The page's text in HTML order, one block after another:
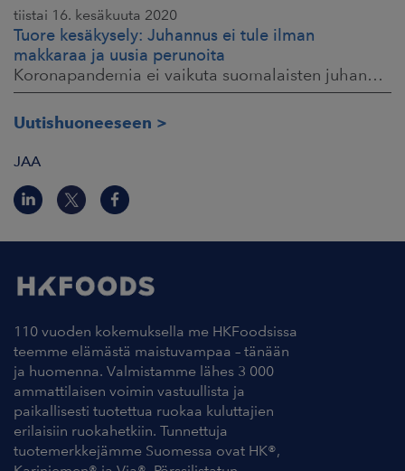
tiistai 16. kesäkuuta 2020
Tuore kesäkysely: Juhannus ei tule ilman
makkaraa ja uusia perunoita
Koronapandemia ei vaikuta suomalaisten juhannusherkutteluun HKScan Oyj Tiedote medialle 16.6.2020 klo 9:30
Uutishuoneeseen
JAA
110 vuoden kokemuksella me HKFoodsissa
teemme elämästä maistuvampaa – tänään
ja huomenna. Valmistamme lähes 3 000
ammattilaisen voimin vastuullista ja
paikallisesti tuotettua ruokaa kuluttajien
erilaisiin ruokahetkiin. Tunnettuja
tuotemerkkejämme Suomessa ovat HK®,